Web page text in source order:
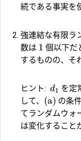
続である事実を
強連結な有限ラ
数は 1 個以下だ
するものの、そ
ヒント: d1 を定
して、 (a) の条
てランダムウォ
は変化すること